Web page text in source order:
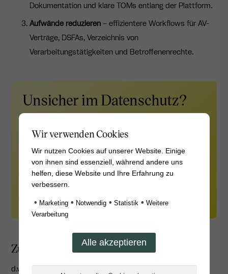
Dokumentation und klare TOMs entlang der Plattform.
Aufwände reduzieren – effizientere Workflows für AV-
Verträge, DSFAs, Verzeichnis von
Verarbeitungstätigkeiten und Betroffenenrechte.
Unsicher im Datenschutz?
& Kunden überzeugen
einenext. Datenschutzbeauftragten
Zusammenarbeit mit Keyed
d.velop entschied sich für Keyed alsexternen
Wir verwenden Cookies
Wir nutzen Cookies auf unserer Website. Einige
von ihnen sind essenziell, während andere uns
helfen, diese Website und Ihre Erfahrung zu
verbessern.
• Marketing • Notwendig • Statistik • Weitere
Verarbeitung